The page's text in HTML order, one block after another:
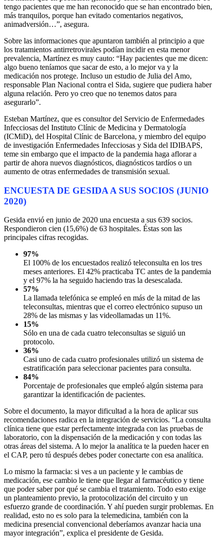
tengo pacientes que me han reconocido que se han encontrado bien,
más tranquilos, porque han evitado comentarios negativos,
animadversión…”, asegura.
Sobre las informaciones que apuntaron también al principio a que
los tratamientos antirretrovirales podían incidir en esta menor
prevalencia, Martínez es muy cauto: “Hay pacientes que me dicen:
algo bueno teníamos que sacar de esto, a lo mejor va y la
medicación nos protege. Incluso un estudio de Julia del Amo,
responsable Plan Nacional contra el Sida, sugiere que pudiera haber
alguna relación. Pero yo creo que no tenemos datos para
asegurarlo”.
Esteban Martínez, que es consultor del Servicio de Enfermedades
Infecciosas del Instituto Clínic de Medicina y Dermatología
(ICMiD), del Hospital Clínic de Barcelona, y miembro del equipo
de investigación Enfermedades Infecciosas y Sida del IDIBAPS,
teme sin embargo que el impacto de la pandemia haga aflorar a
partir de ahora nuevos diagnósticos, diagnósticos tardíos o un
aumento de otras enfermedades de transmisión sexual.
ENCUESTA DE GESIDA A SUS SOCIOS (JUNIO
2020)
Gesida envió en junio de 2020 una encuesta a sus 639 socios.
Respondieron cien (15,6%) de 63 hospitales. Éstas son las
principales cifras recogidas.
97%
El 100% de los encuestados realizó teleconsulta en los tres
meses anteriores. El 42% practicaba TC antes de la pandemia
y el 97% la ha seguido haciendo tras la desescalada.
57%
La llamada telefónica se empleó en más de la mitad de las
teleconsultas, mientras que el correo electrónico supuso un
28% de las mismas y las videollamadas un 11%.
15%
Sólo en una de cada cuatro teleconsultas se siguió un
protocolo.
36%
Casi uno de cada cuatro profesionales utilizó un sistema de
estratificación para seleccionar pacientes para consulta.
84%
Porcentaje de profesionales que empleó algún sistema para
garantizar la identificación de pacientes.
Sobre el documento, la mayor dificultad a la hora de aplicar sus
recomendaciones radica en la integración de servicios. “La consulta
clínica tiene que estar perfectamente integrada con las pruebas de
laboratorio, con la dispensación de la medicación y con todas las
otras áreas del sistema. A lo mejor la analítica te la pueden hacer en
el CAP, pero tú después debes poder conectarte con esa analítica.
Lo mismo la farmacia: si ves a un paciente y le cambias de
medicación, ese cambio le tiene que llegar al farmacéutico y tiene
que poder saber por qué se cambia el tratamiento. Todo esto exige
un planteamiento previo, la protocolización del circuito y un
esfuerzo grande de coordinación. Y ahí pueden surgir problemas. En
realidad, esto no es solo para la telemedicina, también con la
medicina presencial convencional deberíamos avanzar hacia una
mayor integración”, explica el presidente de Gesida.